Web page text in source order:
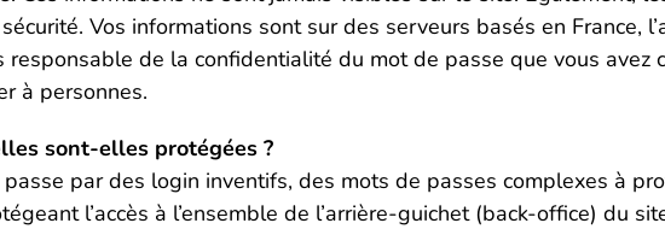
Vos informations sont sur des serveurs basés en France,
de la confidentialité du mot de passe que vous avez
à personnes.
sont-elles protégées ?
par des login inventifs, des mots de passes complexes à
l’accès à l’ensemble de l’arrière-guichet (back-office) du